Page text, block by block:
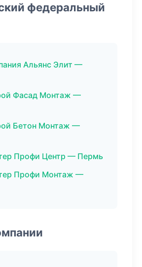
федеральный
Альянс Элит —
Фасад Монтаж —
Бетон Монтаж —
Профи Центр — Пермь
Профи Монтаж —